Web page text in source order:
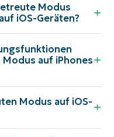
Modus
iOS-Geräten?
auf iPhones
Modus auf iOS-